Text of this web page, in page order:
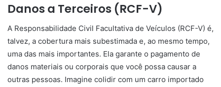
Danos a Terceiros (RCF-V)
A Responsabilidade Civil Facultativa de Veículos (RCF-V) é,
talvez, a cobertura mais subestimada e, ao mesmo tempo,
uma das mais importantes. Ela garante o pagamento de
danos materiais ou corporais que você possa causar a
outras pessoas. Imagine colidir com um carro importado